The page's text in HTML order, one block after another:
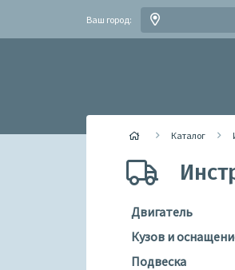
Ваш город:
Каталог
Двигатель
Кузов и
Подвеска